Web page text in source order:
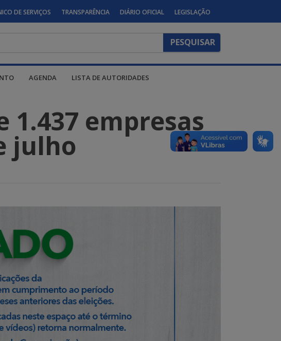
DE SERVIÇOS TRANSPARÊNCIA DIÁRIO OFICIAL LEGISLAÇÃO
AGENDA LISTA DE AUTORIDADES
empresas
julho